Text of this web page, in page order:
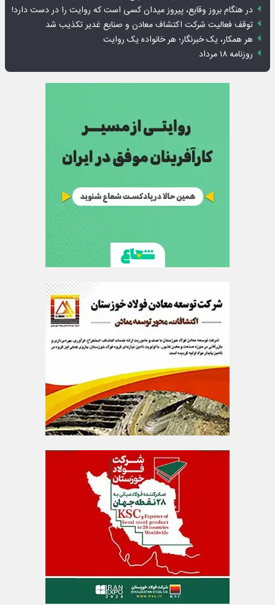
در هنگام بروز وقایع، پیروز میدان کسی است که روایت را در دست دارد!
توقف فعالیت شرکت اکتشاف معادن و صنایع غدیر تکذیب شد
هر همکار، یک خبرنگار؛ هر خانواده یک روایت
روزنامه ۱۸ مرداد